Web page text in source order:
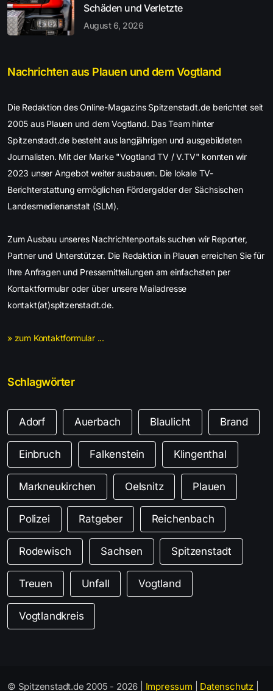
Schäden und Verletzte
August 6, 2026
Nachrichten aus Plauen und dem Vogtland
Die Redaktion des Online-Magazins Spitzenstadt.de berichtet seit
2005 aus Plauen und dem Vogtland. Das Team hinter
Spitzenstadt.de besteht aus langjährigen und ausgebildeten
Journalisten. Mit der Marke "Vogtland TV / V.TV" konnten wir
2023 unser Angebot weiter ausbauen. Die lokale TV-
Berichterstattung ermöglichen Fördergelder der Sächsischen
Landesmedienanstalt (SLM).
Zum Ausbau unseres Nachrichtenportals suchen wir Reporter,
Partner und Unterstützer. Die Redaktion in Plauen erreichen Sie für
Ihre Anfragen und Pressemitteilungen am einfachsten per
Kontaktformular oder über unsere Mailadresse
kontakt(at)spitzenstadt.de.
» zum Kontaktformular ...
Schlagwörter
Adorf Auerbach Blaulicht Brand
Einbruch Falkenstein Klingenthal
Markneukirchen Oelsnitz Plauen
Polizei Ratgeber Reichenbach
Rodewisch Sachsen Spitzenstadt
Treuen Unfall Vogtland
Vogtlandkreis
© Spitzenstadt.de 2005 - 2026 | Impressum Datenschutz